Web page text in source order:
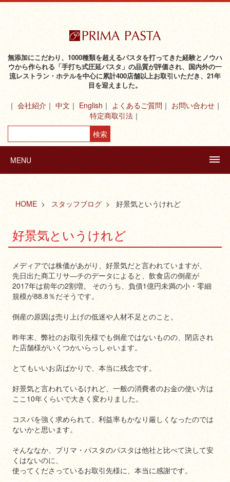
無添加にこだわり、1000種類を超えるパスタを打ってきた経験とノウハ
ウから作られる「手打ち式圧延パスタ」の品質が評価され、国内外の一
流レストラン・ホテルを中心に累計400店舗以上お取引いただき、21年
目を迎えました。
会社紹介 中文 English よくあるご質問
お問い合わせ
特定商取引法
MENU
HOME スタッフブログ 好景気というけれど
好景気というけれど
メディアでは株価があがり、好景気だと言われていますが、
先日出た商工リサ―チのデータによると、飲食店の倒産が
2017年は前年の2割増。 そのうち、負債1億円未満の小・零細
規模が88.8％だそうです。
倒産の原因は売り上げの低迷や人材不足とのこと。
昨年末、弊社のお取引先様でも倒産ではないものの、閉店され
た店舗様がいくつかいらっしゃいます。
とてもいいお店ばかりで、本当に残念です。
好景気と言われているけれど、一般の消費者のお金の使い方は
ここ10年くらいで大きく変わりました。
コスパを強く求められて、利益率もかなり厳しくなったのでは
ないかと思います。
そんななか、プリマ・パスタのパスタは他社と比べて決して安
くはないのに、
使ってくださっているお取引先様に、本当に感謝です。